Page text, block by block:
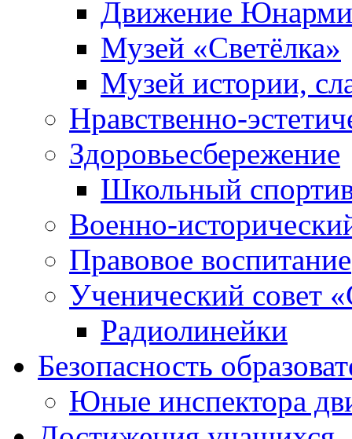
Движение
Музей «Светёлка»
Музей истории,
Нравственно-
Здоровьесбережение
Школьный
Военно-
Правовое воспитание
Ученический совет
Радиолинейки
Безопасность
Юные инспектора